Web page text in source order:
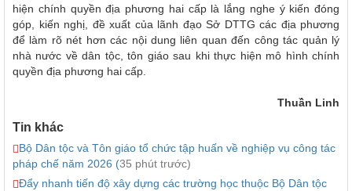
hiện chính quyền địa phương hai cấp là lắng nghe ý kiến đóng
góp, kiến nghị, đề xuất của lãnh đạo Sở DTTG các địa phương
để làm rõ nét hơn các nội dung liên quan đến công tác quản lý
nhà nước về dân tộc, tôn giáo sau khi thực hiện mô hình chính
quyền địa phương hai cấp.
Thuần Linh
Tin khác
Bộ Dân tộc và Tôn giáo tổ chức tập huấn về nghiệp vụ công tác
pháp chế năm 2026 (35 phút trước)
Đẩy nhanh tiến độ xây dựng các trường học thuộc Bộ Dân tộc